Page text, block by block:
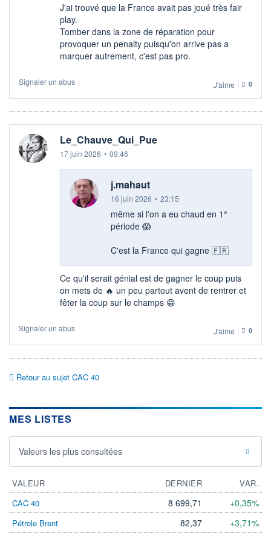
J'ai trouvé que la France avait pas joué très fair
play.
Tomber dans la zone de réparation pour
provoquer un penalty puisqu'on arrive pas a
marquer autrement, c'est pas pro.
Signaler un abus J'aime 0
Le_Chauve_Qui_Pue
17 juin 2026 • 09:46
j.mahaut
16 juin 2026 • 23:15
même si l'on a eu chaud en 1°
période 😱​
C'est la France qui gagne 🇫🇷
Ce qu'il serait génial est de gagner le coup puis
on mets de 🔥 un peu partout avent de rentrer et
fêter la coup sur le champs 😁
Signaler un abus J'aime 0
Retour au sujet CAC 40
MES LISTES
Valeurs les plus consultées
VALEUR DERNIER
VAR.
CAC 40
8 699,71 +0,35%
Pétrole Brent 82,37 +3,71%